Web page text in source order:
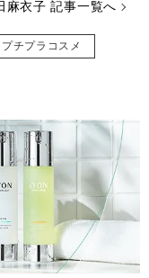
行っています。
楽しい毎日をお過ごし
すくご紹介♡一人でも
さいますように。
麻衣子 記事一覧へ
プチプラコスメ